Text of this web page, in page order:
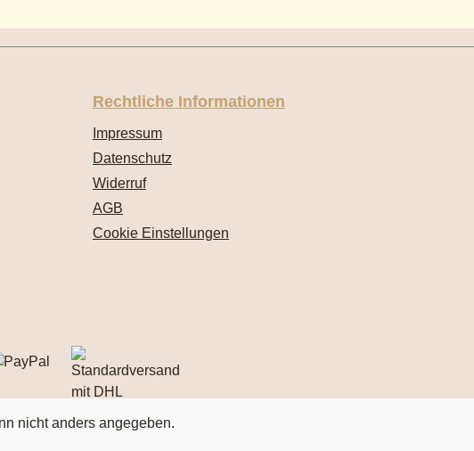
Rechtliche Informationen
Impressum
Datenschutz
Widerruf
AGB
Cookie Einstellungen
nicht anders angegeben.